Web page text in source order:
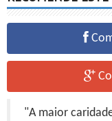
"A maior